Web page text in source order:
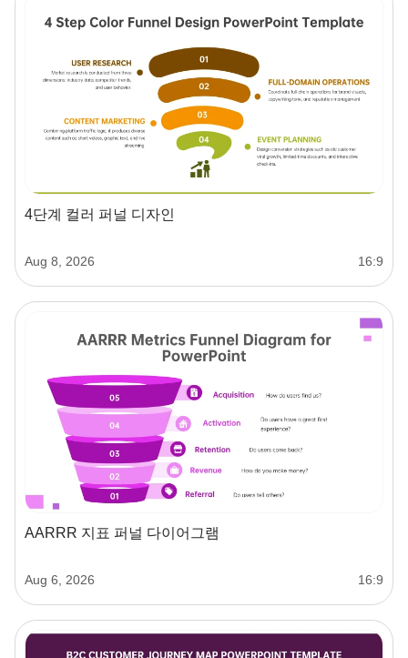
4단계 컬러 퍼널 디자인
Aug 8, 2026 16:9
AARRR 지표 퍼널 다이어그램
Aug 6, 2026 16:9